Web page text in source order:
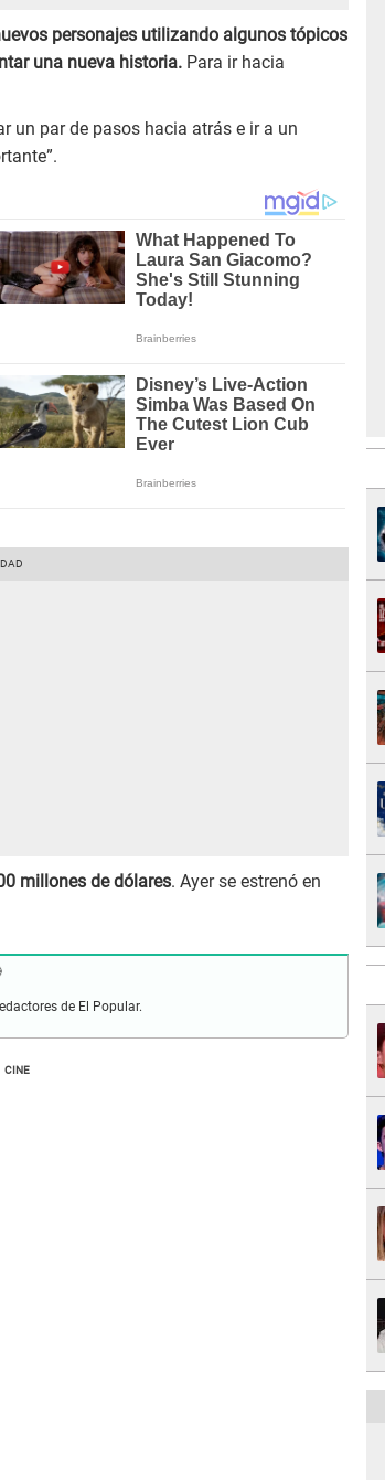
personajes utilizando algunos tópicos
una nueva historia. Para ir hacia
un par de pasos hacia atrás e ir a un
millones de dólares. Ayer se estrenó en
de El Popular.
CINE